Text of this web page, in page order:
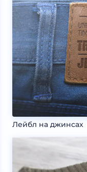
Лейбл на джинсах